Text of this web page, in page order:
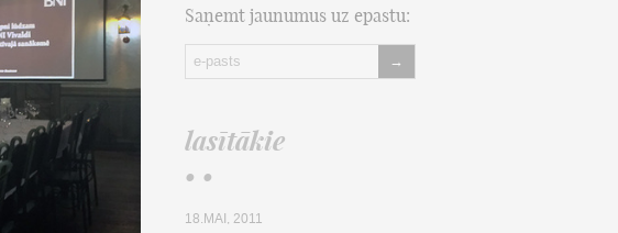
Saņemt jaunumus uz epastu:
→
lasītākie
• •
18.MAI, 2011